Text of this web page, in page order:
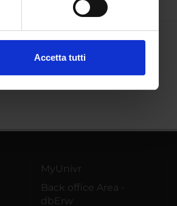
Accetta tutti
MyUnivr
Back office Area -
dbErw